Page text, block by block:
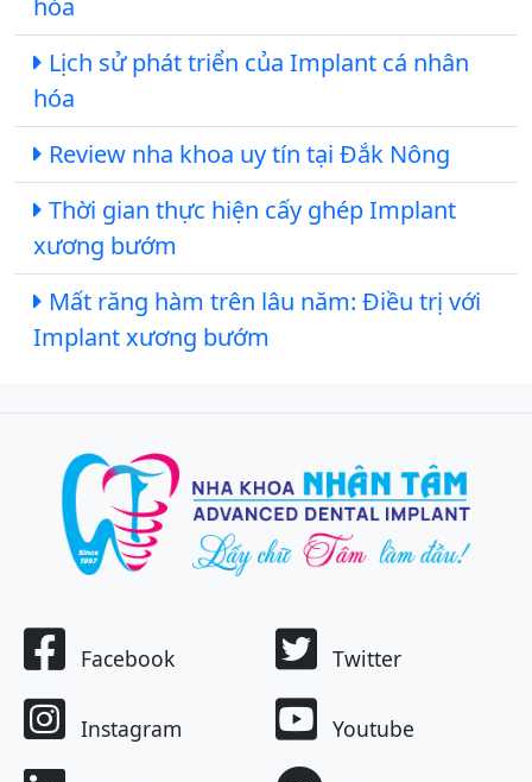
hóa
Lịch sử phát triển của Implant cá nhân
hóa
Review nha khoa uy tín tại Đắk Nông
Thời gian thực hiện cấy ghép Implant
xương bướm
Mất răng hàm trên lâu năm: Điều trị với
Implant xương bướm
Facebook Twitter
Instagram Youtube